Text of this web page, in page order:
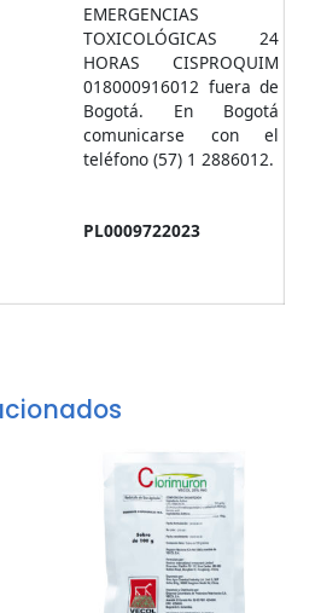
EMERGENCIAS
TOXICOLÓGICAS 24
HORAS CISPROQUIM
018000916012 fuera de
Bogotá. En Bogotá
comunicarse con el
teléfono (57) 1 2886012.
PL0009722023